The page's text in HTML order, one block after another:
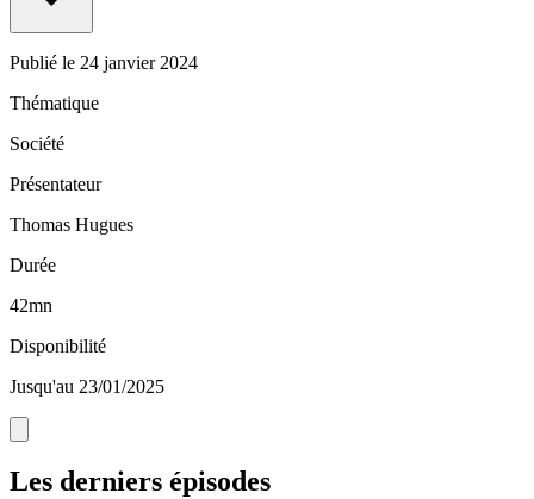
Publié le 24 janvier 2024
Thématique
Société
Présentateur
Thomas Hugues
Durée
42mn
Disponibilité
Jusqu'au 23/01/2025
Les derniers épisodes